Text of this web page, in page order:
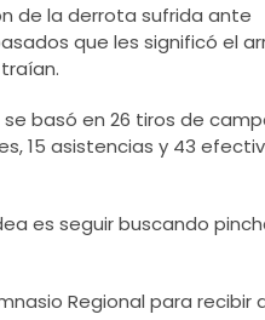
de la derrota sufrida ante
que les significó el
basó en 26 tiros de
15 asistencias y 43
es seguir buscando
Regional para